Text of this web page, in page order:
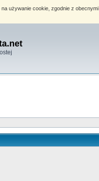
używanie cookie, zgodnie z obecnymi